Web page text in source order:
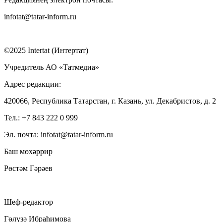
infotat@tatar-inform.ru
©2025 Intertat (Интертат)
Учредитель АО «Татмедиа»
Адрес редакции:
420066, Республика Татарстан, г. Казань, ул. Декабристов, д. 2
Тел.: +7 843 222 0 999
Эл. почта: infotat@tatar-inform.ru
Баш мөхәррир
Рөстәм Гәрәев
Шеф-редактор
Гөлүзә Ибраһимова